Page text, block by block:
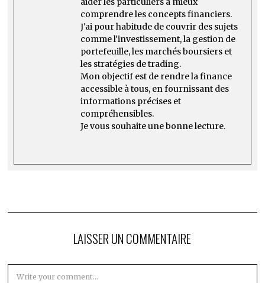
comprendre les concepts financiers.
J'ai pour habitude de couvrir des sujets
comme l'investissement, la gestion de
portefeuille, les marchés boursiers et
les stratégies de trading.
Mon objectif est de rendre la finance
accessible à tous, en fournissant des
informations précises et
compréhensibles.
Je vous souhaite une bonne lecture.
LAISSER UN COMMENTAIRE